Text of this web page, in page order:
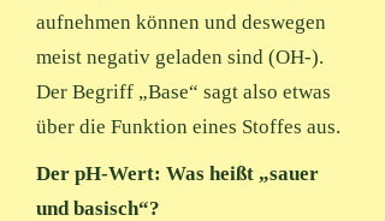
aufnehmen können und deswegen
meist negativ geladen sind (OH-).
Der Begriff „Base“ sagt also etwas
über die Funktion eines Stoffes aus.
Der pH-Wert: Was heißt „sauer
und basisch“?